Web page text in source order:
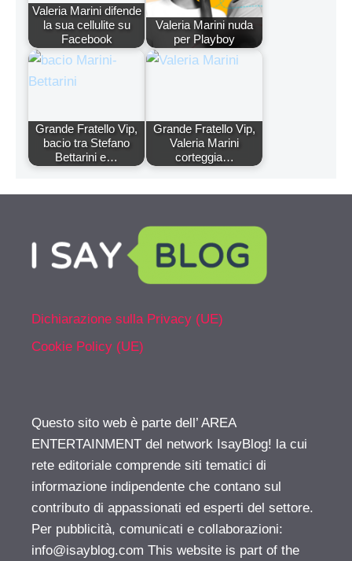
Valeria Marini difende
la sua cellulite su
Facebook
Valeria Marini nuda
per Playboy
Grande Fratello Vip,
bacio tra Stefano
Bettarini e…
Grande Fratello Vip,
Valeria Marini
corteggia…
Dichiarazione sulla Privacy (UE)
Cookie Policy (UE)
Questo sito web è parte dell’ AREA
ENTERTAINMENT del network IsayBlog! la cui
rete editoriale comprende siti tematici di
informazione indipendente che contano sul
contributo di appassionati ed esperti del settore.
Per pubblicità, comunicati e collaborazioni:
info@isayblog.com This website is part of the